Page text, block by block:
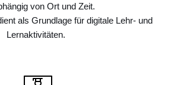
von Ort und Zeit.
als Grundlage für digitale Lehr- und
Lernaktivitäten.